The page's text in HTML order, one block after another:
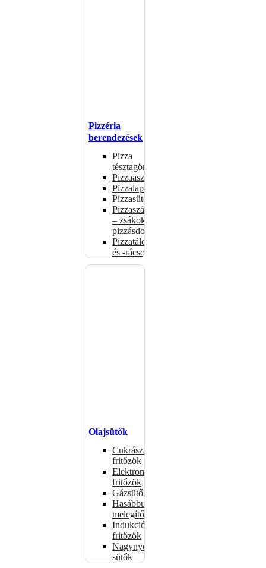
Pizzéria
berendezések
Pizza
tésztagörgők
Pizzaasztalok
Pizzalapátok
Pizzasütők
Pizzaszállítás
– zsákok,
pizzásdobozok
Pizzatálcák
és -rácsok
Olajsütők
Cukrászati
fritőzök
Elektromos
fritőzök
Gázsütők
Hasábburgonya
melegítők
Indukciós
fritőzök
Nagynyomású
sütők